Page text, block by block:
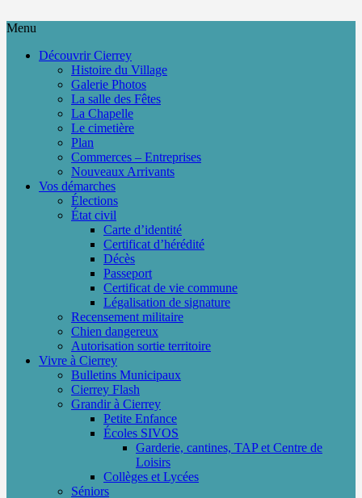
Menu
Découvrir Cierrey
Histoire du Village
Galerie Photos
La salle des Fêtes
La Chapelle
Le cimetière
Plan
Commerces – Entreprises
Nouveaux Arrivants
Vos démarches
Élections
État civil
Carte d’identité
Certificat d’hérédité
Décès
Passeport
Certificat de vie commune
Légalisation de signature
Recensement militaire
Chien dangereux
Autorisation sortie territoire
Vivre à Cierrey
Bulletins Municipaux
Cierrey Flash
Grandir à Cierrey
Petite Enfance
Écoles SIVOS
Garderie, cantines, TAP et Centre de
Loisirs
Collèges et Lycées
Séniors